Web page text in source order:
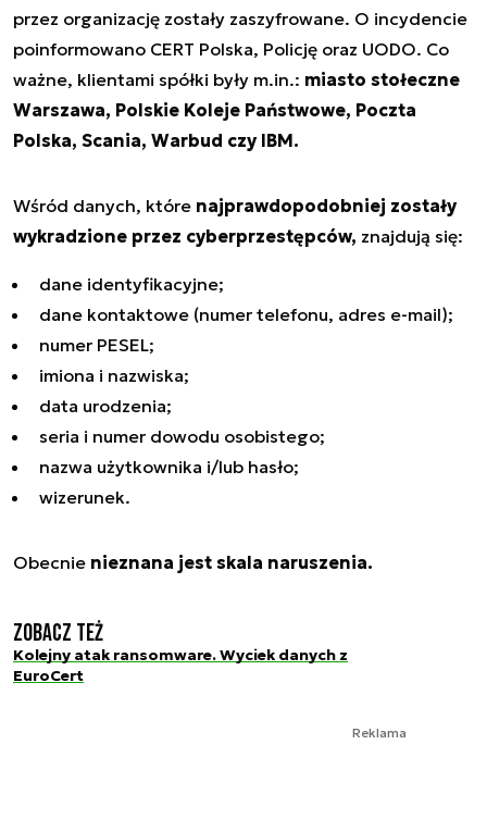
przez organizację zostały zaszyfrowane. O incydencie
poinformowano CERT Polska, Policję oraz UODO. Co
ważne, klientami spółki były m.in.: miasto stołeczne
Warszawa, Polskie Koleje Państwowe, Poczta
Polska, Scania, Warbud czy IBM.
Wśród danych, które najprawdopodobniej zostały
wykradzione przez cyberprzestępców, znajdują się:
dane identyfikacyjne;
dane kontaktowe (numer telefonu, adres e-mail);
numer PESEL;
imiona i nazwiska;
data urodzenia;
seria i numer dowodu osobistego;
nazwa użytkownika i/lub hasło;
wizerunek.
Obecnie nieznana jest skala naruszenia.
Zobacz też
Kolejny atak ransomware. Wyciek danych z
EuroCert
Reklama